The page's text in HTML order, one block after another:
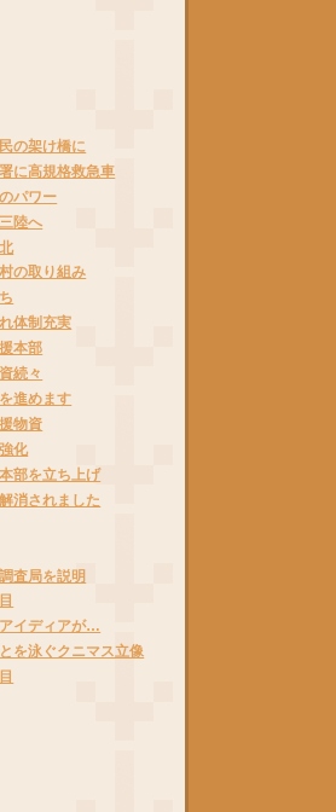
の架け橋に
に高規格救急車
パワー
陸へ
の取り組み
体制充実
本部
続々
進めます
物資
化
部を立ち上げ
消されました
査局を説明
イディアが…
を泳ぐクニマス立像